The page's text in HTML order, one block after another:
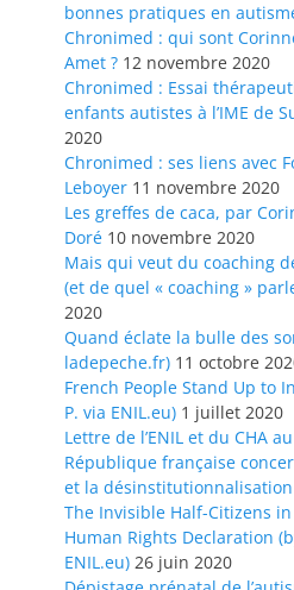
bonnes pratiques en
Chronimed : qui sont
Amet ? 12 novembre 2020
Chronimed : Essai
enfants autistes à l’IME de
2020
Chronimed : ses liens avec
Leboyer 11 novembre 2020
Les greffes de caca, par
Doré 10 novembre 2020
Mais qui veut du coaching
(et de quel « coaching »
2020
Quand éclate la bulle des
ladepeche.fr) 11 octobre
French People Stand Up to
P. via ENIL.eu) 1 juillet 2020
Lettre de l’ENIL et du CHA
République française
et la désinstitutionnalisation
The Invisible Half-Citizens
Human Rights Declaration
ENIL.eu) 26 juin 2020